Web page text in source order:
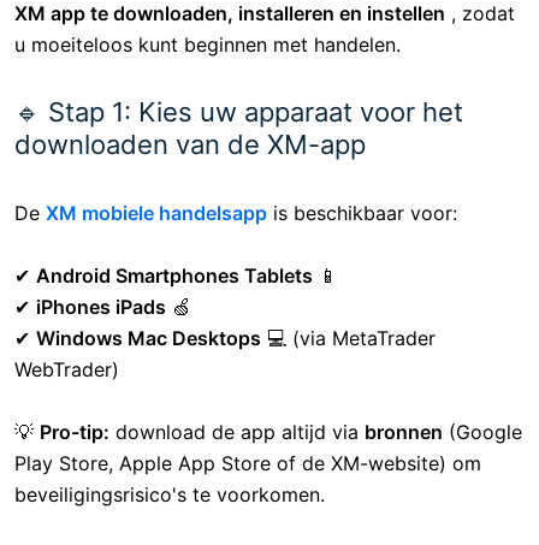
XM app te downloaden, installeren en instellen , zodat
u moeiteloos kunt beginnen met handelen.
🔹 Stap 1: Kies uw apparaat voor het
downloaden van de XM-app
De XM mobiele handelsapp is beschikbaar voor:
✔ Android Smartphones Tablets 📱
✔ iPhones iPads 🍏
✔ Windows Mac Desktops 💻 (via MetaTrader
WebTrader)
💡 Pro-tip: download de app altijd via bronnen (Google
Play Store, Apple App Store of de XM-website) om
beveiligingsrisico's te voorkomen.